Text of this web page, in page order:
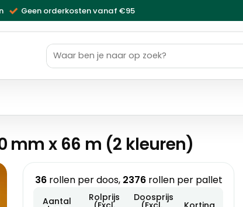
Geen orderkosten vanaf €95
Zoeken
naar:
mm x 66 m (2 kleuren)
36rollen per doos, 2376rollen per pallet
Aantal Rolprijs Doosprijs